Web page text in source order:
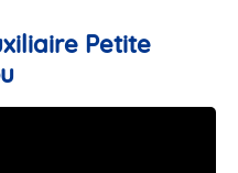
Petite